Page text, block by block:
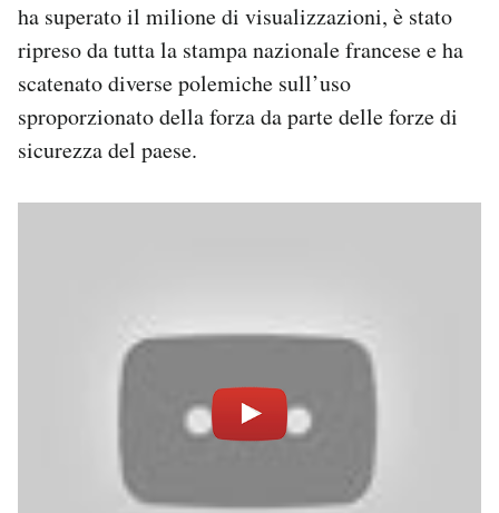
ha superato il milione di visualizzazioni, è stato
ripreso da tutta la stampa nazionale francese e ha
scatenato diverse polemiche sull’uso
sproporzionato della forza da parte delle forze di
sicurezza del paese.